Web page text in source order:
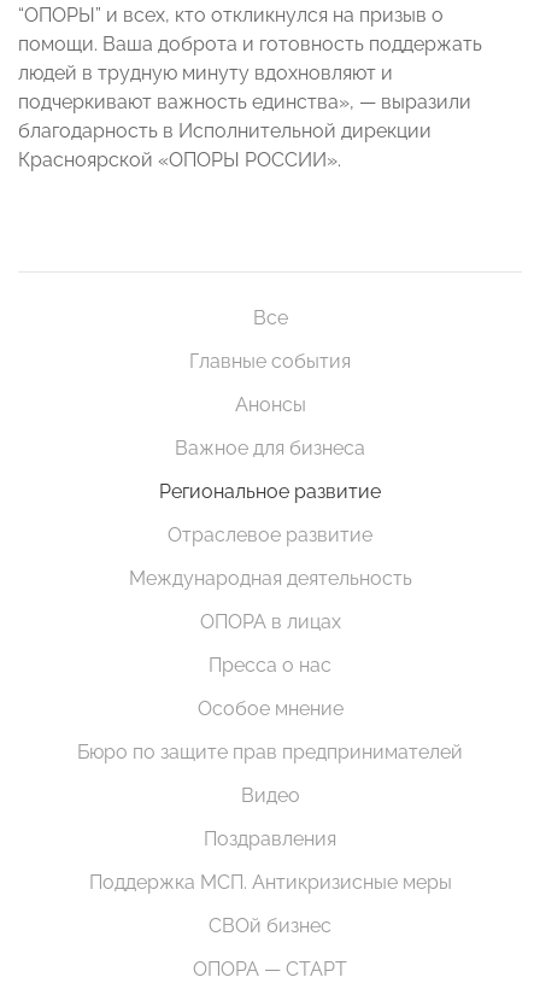
“ОПОРЫ” и всех, кто откликнулся на призыв о
помощи. Ваша доброта и готовность поддержать
людей в трудную минуту вдохновляют и
подчеркивают важность единства», — выразили
благодарность в Исполнительной дирекции
Красноярской «ОПОРЫ РОССИИ».
Все
Главные события
Анонсы
Важное для бизнеса
Региональное развитие
Отраслевое развитие
Международная деятельность
ОПОРА в лицах
Пресса о нас
Особое мнение
Бюро по защите прав предпринимателей
Видео
Поздравления
Поддержка МСП. Антикризисные меры
СВОй бизнес
ОПОРА — СТАРТ